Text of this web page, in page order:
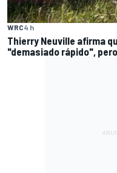
WRC4 h
Thierry Neuville afirma
"demasiado rápido",